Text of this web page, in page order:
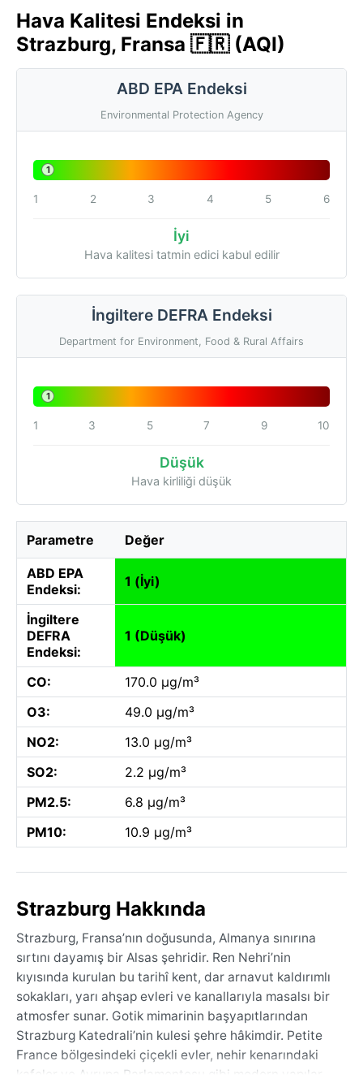
Hava Kalitesi Endeksi in
Strazburg, Fransa 🇫🇷 (AQI)
ABD EPA Endeksi
Environmental Protection Agency
1
1 2 3 4 5 6
İyi
Hava kalitesi tatmin edici kabul edilir
İngiltere DEFRA Endeksi
Department for Environment, Food & Rural Affairs
1
1 3 5 7 9 10
Düşük
Hava kirliliği düşük
Parametre Değer
ABD EPA
Endeksi:
1 (İyi)
İngiltere
DEFRA
Endeksi:
1 (Düşük)
CO:
170.0 µg/m³
O3:
49.0 µg/m³
NO2:
13.0 µg/m³
SO2:
2.2 µg/m³
PM2.5:
6.8 µg/m³
PM10:
10.9 µg/m³
Strazburg Hakkında
Strazburg, Fransa’nın doğusunda, Almanya sınırına
sırtını dayamış bir Alsas şehridir. Ren Nehri’nin
kıyısında kurulan bu tarihî kent, dar arnavut kaldırımlı
sokakları, yarı ahşap evleri ve kanallarıyla masalsı bir
atmosfer sunar. Gotik mimarinin başyapıtlarından
Strazburg Katedrali’nin kulesi şehre hâkimdir. Petite
France bölgesindeki çiçekli evler, nehir kenarındaki
kafeler ve Avrupa Parlamentosu gibi modern yapılar